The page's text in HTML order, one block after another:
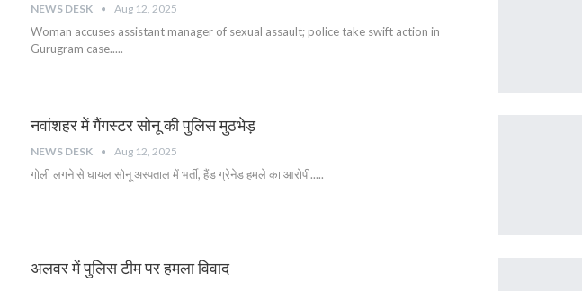
NEWS DESK Aug 12, 2025
Woman accuses assistant manager of sexual assault; police take swift action in
Gurugram case.....
नवांशहर में गैंगस्टर सोनू की पुलिस मुठभेड़
NEWS DESK Aug 12, 2025
गोली लगने से घायल सोनू अस्पताल में भर्ती, हैंड ग्रेनेड हमले का आरोपी.....
अलवर में पुलिस टीम पर हमला विवाद